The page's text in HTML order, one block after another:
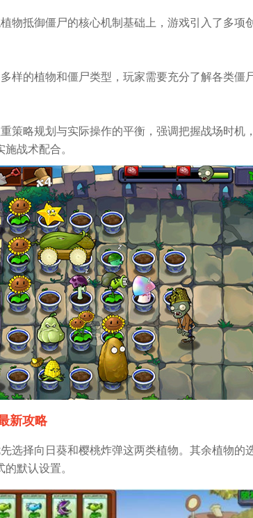
物抵御僵尸的核心机制基础上，游戏引入了多项
样的植物和僵尸类型，玩家需要充分了解各类僵
策略规划与实际操作的平衡，强调把握战场时机
战术配合。
新攻略
选择向日葵和樱桃炸弹这两类植物。其余植物的
默认设置。